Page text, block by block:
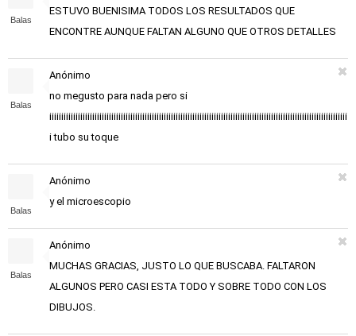
Balas
ESTUVO BUENISIMA TODOS LOS RESULTADOS QUE
ENCONTRE AUNQUE FALTAN ALGUNO QUE OTROS DETALLES
Balas
Anónimo
no megusto para nada pero si
iiiiiiiiiiiiiiiiiiiiiiiiiiiiiiiiiiiiiiiiiiiiiiiiiiiiiiiiiiiiiiiiiiiiiiiiiiiiiiiiiiiiiiiiiiiiiiiiiiiiiiiiiiiiiiiiiiiiiiiiiiiii
i tubo su toque
Balas
Anónimo
y el microescopio
Balas
Anónimo
MUCHAS GRACIAS, JUSTO LO QUE BUSCABA. FALTARON
ALGUNOS PERO CASI ESTA TODO Y SOBRE TODO CON LOS
DIBUJOS.